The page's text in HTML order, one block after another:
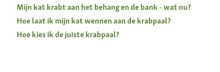
Mijn kat krabt aan het behang en de bank - wat nu?
Hoe laat ik mijn kat wennen aan de krabpaal?
Hoe kies ik de juiste krabpaal?